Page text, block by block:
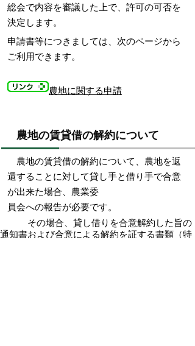
総会で内容を審議した上で、許可の可否を
決定します。
申請書等につきましては、次のページから
ご利用できます。
農地に関する申請
農地の賃貸借の解約について
農地の賃貸借の解約について、農地を返
還することに対して貸し手と借り手で合意
が出来た場合、農業委
員会への報告が必要です。
その場合、貸し借りを合意解約した旨の
通知書および合意による解約を証する書類（特